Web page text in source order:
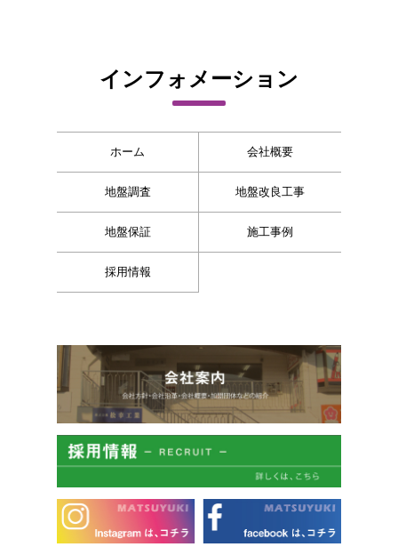
インフォメーション
ホーム 会社概要
地盤調査 地盤改良工事
地盤保証 施工事例
採用情報